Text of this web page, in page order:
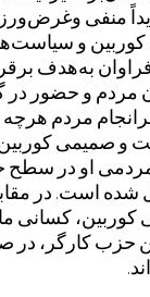
منفی
کوربین و
به‌هدف
و حضور در
مردم
صمیمی کوربین
مردمی او در سطح
شده است. در
کسانی
حزب کارگر، در